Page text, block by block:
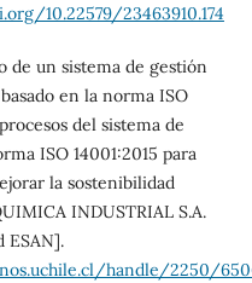
10.22579/23463910.174
de un sistema de gestión
en la norma ISO
del sistema de
ISO 14001:2015 para
la sostenibilidad
INDUSTRIAL S.A.
ESAN].
handle/2250/